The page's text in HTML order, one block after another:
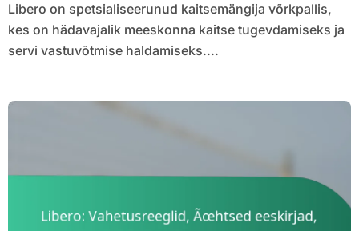
Libero on spetsialiseerunud kaitsemängija võrkpallis,
kes on hädavajalik meeskonna kaitse tugevdamiseks ja
servi vastuvõtmise haldamiseks....